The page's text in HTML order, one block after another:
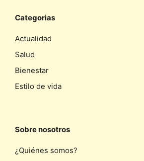
Categorias
Actualidad
Salud
Bienestar
Estilo de vida
Sobre nosotros
¿Quiénes somos?